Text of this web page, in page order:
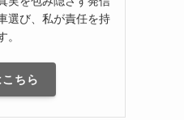
選び、私が責任を持
。
ちら